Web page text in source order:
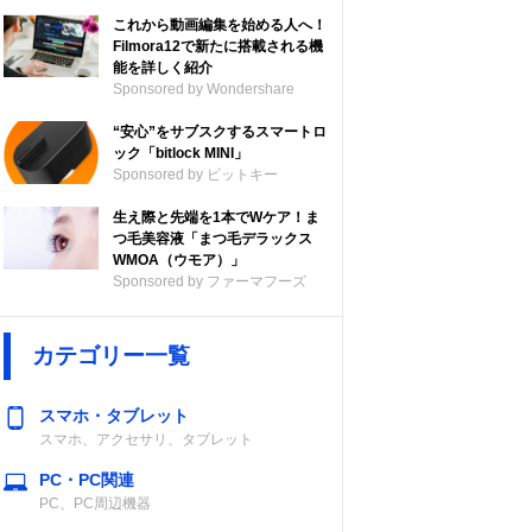
これから動画編集を始める人へ！
Filmora12で新たに搭載される機
能を詳しく紹介
Sponsored by Wondershare
“安心”をサブスクするスマートロ
ック「bitlock MINI」
Sponsored by ビットキー
生え際と先端を1本でWケア！ま
つ毛美容液「まつ毛デラックス
WMOA（ウモア）」
Sponsored by ファーマフーズ
カテゴリー一覧
スマホ・タブレット
スマホ、アクセサリ、タブレット
PC・PC関連
PC、PC周辺機器